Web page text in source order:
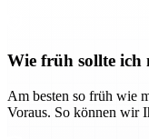
Wie früh sollte ich
Am besten so früh wie
Voraus. So können wir